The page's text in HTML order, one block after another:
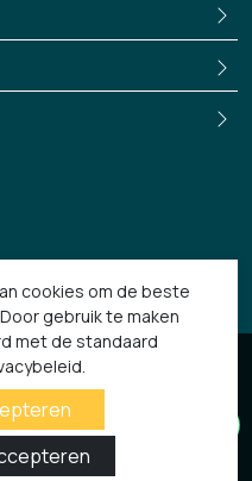
cookies om de beste
gebruik te maken
met de standaard